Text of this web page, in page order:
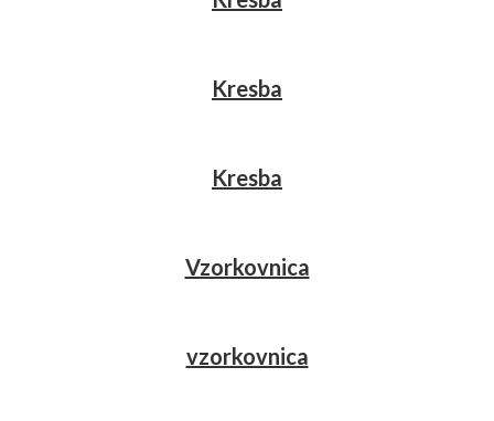
Kresba
Kresba
Vzorkovnica
vzorkovnica